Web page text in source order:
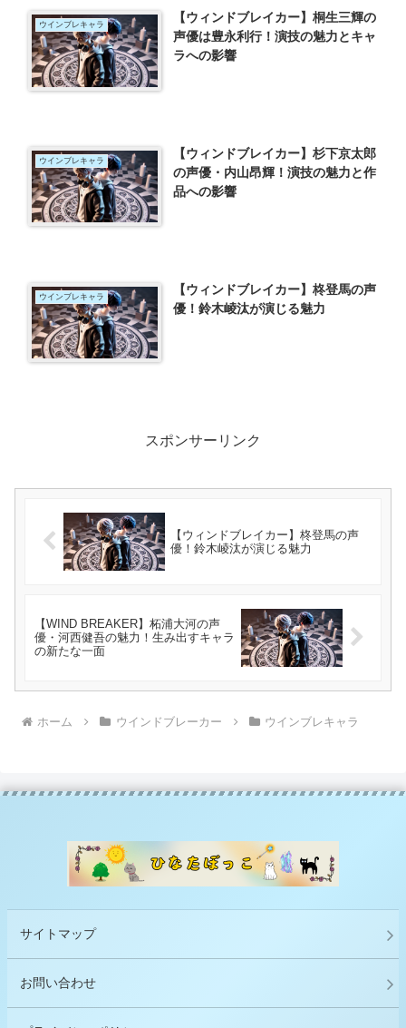
ウインブレキャラ
【ウィンドブレイカー】桐生三輝の
声優は豊永利行！演技の魅力とキャ
ラへの影響
ウインブレキャラ
【ウィンドブレイカー】杉下京太郎
の声優・内山昂輝！演技の魅力と作
品への影響
ウインブレキャラ
【ウィンドブレイカー】柊登馬の声
優！鈴木崚汰が演じる魅力
スポンサーリンク
【ウィンドブレイカー】柊登馬の声
優！鈴木崚汰が演じる魅力
【WIND BREAKER】柘浦大河の声
優・河西健吾の魅力！生み出すキャラ
の新たな一面
ホーム ウインドブレーカー ウインブレキャラ
サイトマップ
お問い合わせ